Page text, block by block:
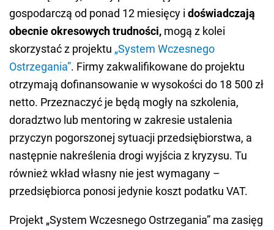
gospodarczą od ponad 12 miesięcy i doświadczają
obecnie okresowych trudności, mogą z kolei
skorzystać z projektu „System Wczesnego
Ostrzegania”. Firmy zakwalifikowane do projektu
otrzymają dofinansowanie w wysokości do 18 500 zł
netto. Przeznaczyć je będą mogły na szkolenia,
doradztwo lub mentoring w zakresie ustalenia
przyczyn pogorszonej sytuacji przedsiębiorstwa, a
następnie nakreślenia drogi wyjścia z kryzysu. Tu
również wkład własny nie jest wymagany –
przedsiębiorca ponosi jedynie koszt podatku VAT.
Projekt „System Wczesnego Ostrzegania” ma zasięg